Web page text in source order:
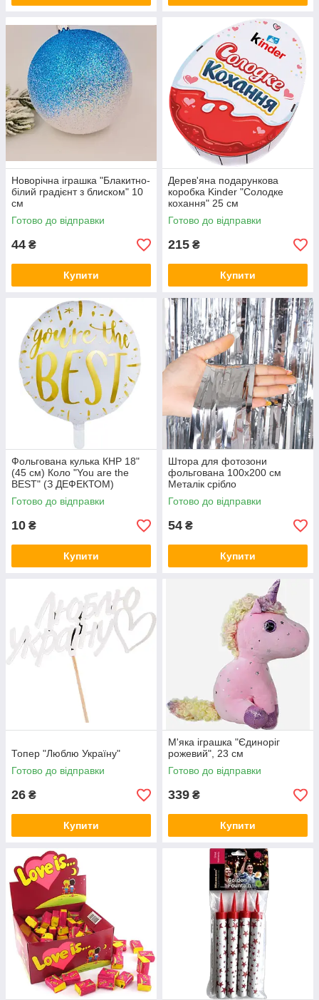
Новорічна іграшка "Блакитно-
білий градієнт з блиском" 10
см
Готово до відправки
44 ₴
Купити
Дерев'яна подарункова
коробка Kinder "Солодке
кохання" 25 см
Готово до відправки
215 ₴
Купити
Фольгована кулька КНР 18"
(45 см) Коло "You are the
BEST" (З ДЕФЕКТОМ)
Готово до відправки
10 ₴
Купити
Штора для фотозони
фольгована 100х200 см
Металік срібло
Готово до відправки
54 ₴
Купити
Топер "Люблю Україну"
Готово до відправки
26 ₴
Купити
М'яка іграшка "Єдиноріг
рожевий", 23 см
Готово до відправки
339 ₴
Купити